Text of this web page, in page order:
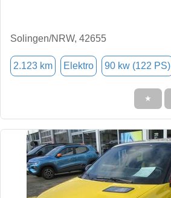
Solingen/NRW, 42655
2.123 km Elektro 90 kw (122 PS)
★